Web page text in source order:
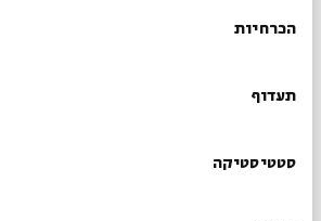
הסכמה
הכרחיות
תעדוף
סטטיסטיקה